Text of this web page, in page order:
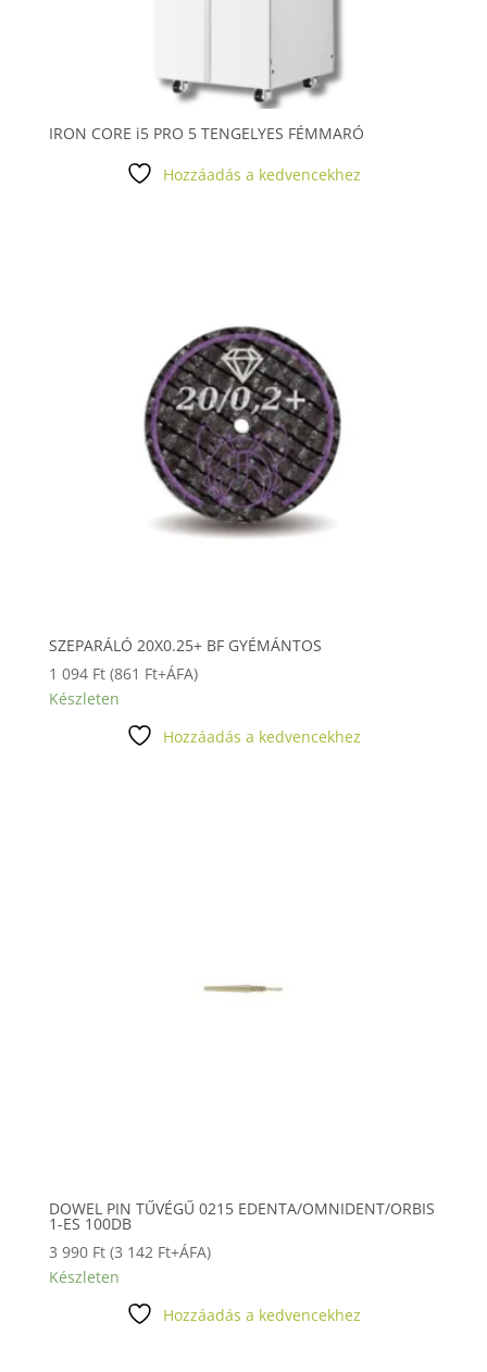
IRON CORE i5 PRO 5 TENGELYES FÉMMARÓ
Hozzáadás a kedvencekhez
SZEPARÁLÓ 20X0.25+ BF GYÉMÁNTOS
1 094 Ft (861 Ft+ÁFA)
Készleten
Hozzáadás a kedvencekhez
DOWEL PIN TŰVÉGŰ 0215 EDENTA/OMNIDENT/ORBIS
1-ES 100DB
3 990 Ft (3 142 Ft+ÁFA)
Készleten
Hozzáadás a kedvencekhez